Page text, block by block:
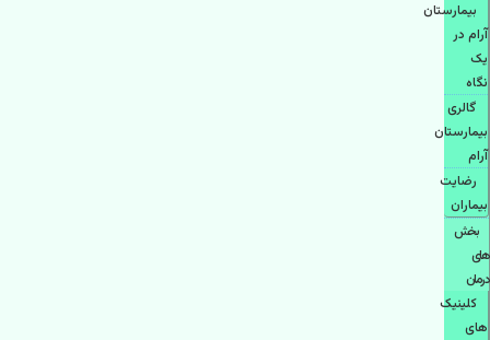
بیمارستان
آرام در
یک
نگاه
گالری
بیمارستان
آرام
رضایت
بیماران
بخش
های
درمان
کلینیک
های